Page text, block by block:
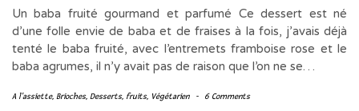
Un baba fruité gourmand et parfumé Ce dessert est né
d’une folle envie de baba et de fraises à la fois, j’avais déjà
tenté le baba fruité, avec l’entremets framboise rose et le
baba agrumes, il n’y avait pas de raison que l’on ne se…
A l'assiette, Brioches, Desserts, fruits, Végétarien - 6 Comments